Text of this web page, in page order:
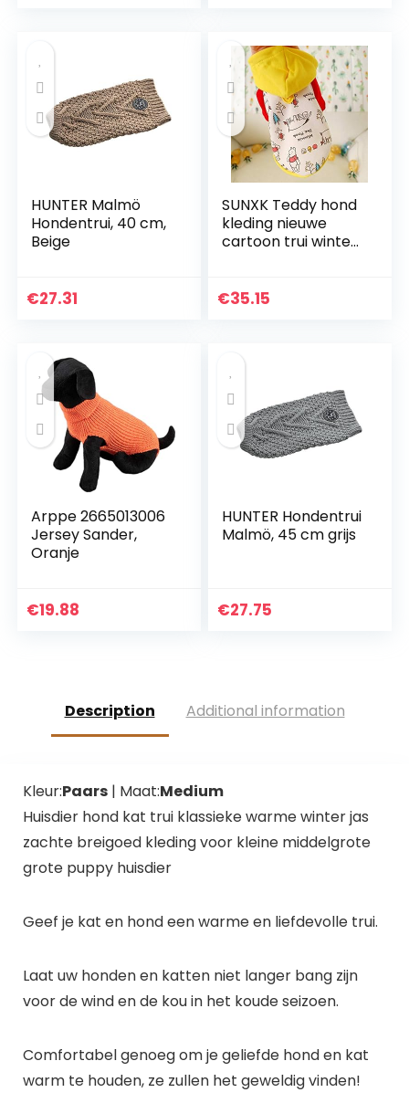
HUNTER Malmö
Hondentrui, 40 cm,
Beige
€27.31
SUNXK Teddy hond
kleding nieuwe
cartoon trui winter
kleding lente en
€35.15
Arppe 2665013006
Jersey Sander,
Oranje
€19.88
HUNTER Hondentrui
Malmö, 45 cm grijs
€27.75
Description Additional information
Kleur:Paars| Maat:Medium
Huisdier hond kat trui klassieke warme winter jas
zachte breigoed kleding voor kleine middelgrote
grote puppy huisdier
Geef je kat en hond een warme en liefdevolle trui.
Laat uw honden en katten niet langer bang zijn
voor de wind en de kou in het koude seizoen.
Comfortabel genoeg om je geliefde hond en kat
warm te houden, ze zullen het geweldig vinden!